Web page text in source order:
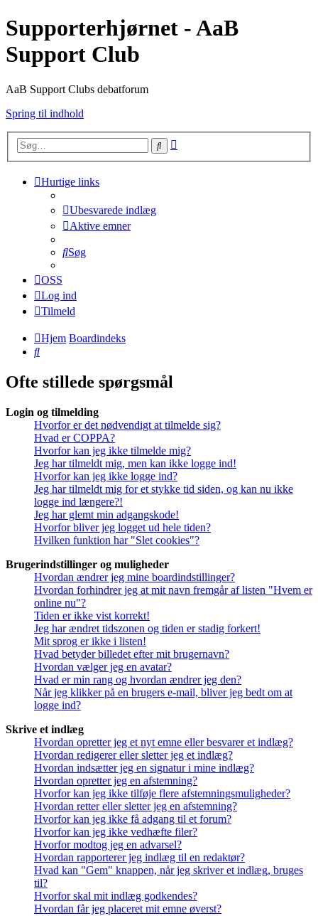
Supporterhjørnet - AaB
Support Club
AaB Support Clubs debatforum
Spring til indhold
Søg
Hurtige links
Ubesvarede indlæg
Aktive emner
Søg
OSS
Log ind
Tilmeld
Hjem Boardindeks
Søg
Ofte stillede spørgsmål
Login og tilmelding
Hvorfor er det nødvendigt at tilmelde sig?
Hvad er COPPA?
Hvorfor kan jeg ikke tilmelde mig?
Jeg har tilmeldt mig, men kan ikke logge ind!
Hvorfor kan jeg ikke logge ind?
Jeg har tilmeldt mig for et stykke tid siden, og kan nu ikke
logge ind længere?!
Jeg har glemt min adgangskode!
Hvorfor bliver jeg logget ud hele tiden?
Hvilken funktion har "Slet cookies"?
Brugerindstillinger og muligheder
Hvordan ændrer jeg mine boardindstillinger?
Hvordan forhindrer jeg at mit navn fremgår af listen "Hvem er
online nu"?
Tiden er ikke vist korrekt!
Jeg har ændret tidszonen og tiden er stadig forkert!
Mit sprog er ikke i listen!
Hvad betyder billedet efter mit brugernavn?
Hvordan vælger jeg en avatar?
Hvad er min rang og hvordan ændrer jeg den?
Når jeg klikker på en brugers e-mail, bliver jeg bedt om at
logge ind?
Skrive et indlæg
Hvordan opretter jeg et nyt emne eller besvarer et indlæg?
Hvordan redigerer eller sletter jeg et indlæg?
Hvordan indsætter jeg en signatur i mine indlæg?
Hvordan opretter jeg en afstemning?
Hvorfor kan jeg ikke tilføje flere afstemningsmuligheder?
Hvordan retter eller sletter jeg en afstemning?
Hvorfor kan jeg ikke få adgang til et forum?
Hvorfor kan jeg ikke vedhæfte filer?
Hvorfor modtog jeg en advarsel?
Hvordan rapporterer jeg indlæg til en redaktør?
Hvad kan "Gem" knappen, når jeg skriver et indlæg, bruges
til?
Hvorfor skal mit indlæg godkendes?
Hvordan får jeg placeret mit emne øverst?